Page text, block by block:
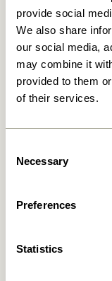
provide social
We also share
our social media,
may combine it
provided to them
of their services.
Selection
Necessary
Preferences
Statistics
Less Sidebord Natur
Tilføj til kurv